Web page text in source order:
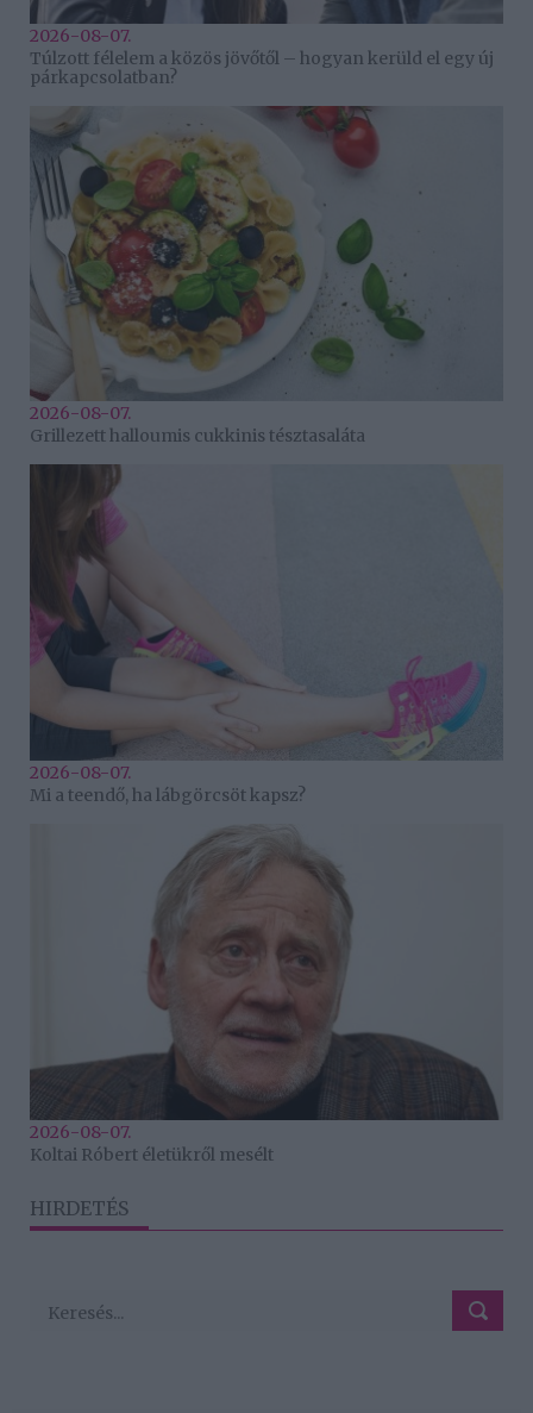
2026-08-07.
Túlzott félelem a közös jövőtől – hogyan kerüld el egy új
párkapcsolatban?
2026-08-07.
Grillezett halloumis cukkinis tésztasaláta
2026-08-07.
Mi a teendő, ha lábgörcsöt kapsz?
2026-08-07.
Koltai Róbert életükről mesélt
HIRDETÉS